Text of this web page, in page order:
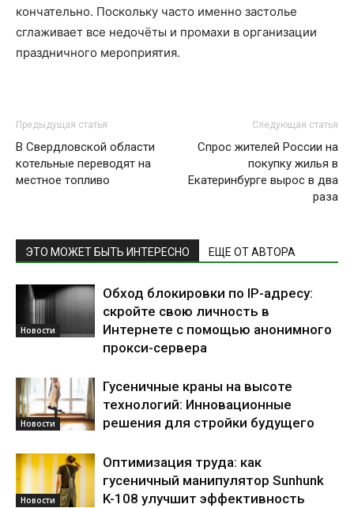
кончательно. Поскольку часто именно застолье
сглаживает все недочёты и промахи в организации
праздничного мероприятия.
Предыдущая статья
В Свердловской области
котельные переводят на
местное топливо
Следующая статья
Спрос жителей России на
покупку жилья в
Екатеринбурге вырос в два
раза
ЭТО МОЖЕТ БЫТЬ ИНТЕРЕСНО ЕЩЕ ОТ АВТОРА
Новости
Обход блокировки по IP-адресу:
скройте свою личность в
Интернете с помощью анонимного
прокси-сервера
Новости
Гусеничные краны на высоте
технологий: Инновационные
решения для стройки будущего
Новости
Оптимизация труда: как
гусеничный манипулятор Sunhunk
K-108 улучшит эффективность